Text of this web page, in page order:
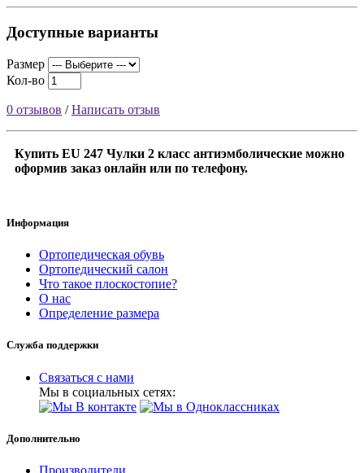
Доступные варианты
Размер
Кол-во
0 отзывов /Написать отзыв
Купить EU 247 Чулки 2 класс антиэмболические можно
оформив заказ онлайн или по телефону.
Информация
Ортопедическая обувь
Ортопедический салон
Что такое плоскостопие?
О нас
Определение размера
Служба поддержки
Связаться с нами
Мы в социальных сетях:
Дополнительно
Производители